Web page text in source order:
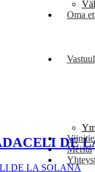
Oma
Meistä
DE